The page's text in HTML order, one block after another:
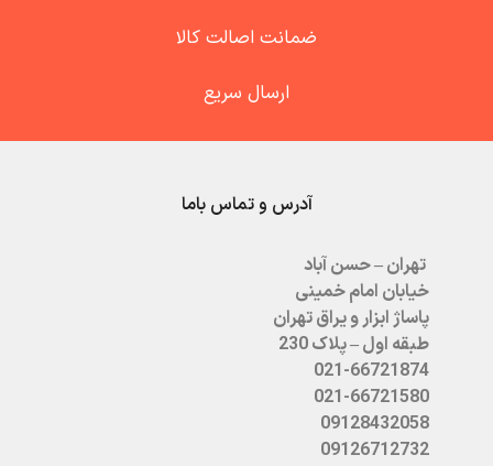
ضمانت اصالت کالا
ارسال سریع
آدرس و تماس باما
تهران – حسن آباد
خیابان امام خمینی
پاساژ ابزار و یراق تهران
طبقه اول – پلاک 230
021-66721874
021-66721580
09128432058
09126712732